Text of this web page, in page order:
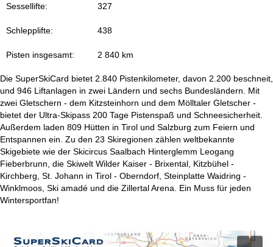
Sessellifte: 327
Schlepplifte: 438
Pisten insgesamt: 2 840 km
Die SuperSkiCard bietet 2.840 Pistenkilometer, davon 2.200 beschneit,
und 946 Liftanlagen in zwei Ländern und sechs Bundesländern. Mit
zwei Gletschern - dem Kitzsteinhorn und dem Mölltaler Gletscher -
bietet der Ultra-Skipass 200 Tage Pistenspaß und Schneesicherheit.
Außerdem laden 809 Hütten in Tirol und Salzburg zum Feiern und
Entspannen ein. Zu den 23 Skiregionen zählen weltbekannte
Skigebiete wie der Skicircus Saalbach Hinterglemm Leogang
Fieberbrunn, die Skiwelt Wilder Kaiser - Brixental, Kitzbühel -
Kirchberg, St. Johann in Tirol - Oberndorf, Steinplatte Waidring -
Winklmoos, Ski amadé und die Zillertal Arena. Ein Muss für jeden
Wintersportfan!